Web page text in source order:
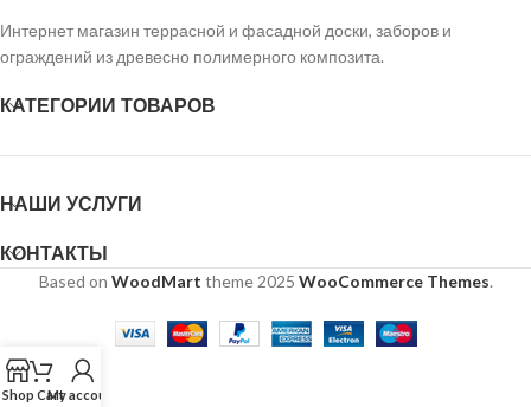
Интернет магазин террасной и фасадной доски, заборов и
ограждений из древесно полимерного композита.
КАТЕГОРИИ ТОВАРОВ
НАШИ УСЛУГИ
КОНТАКТЫ
Based on WoodMart theme2025 WooCommerce Themes.
Shop Cart
My account